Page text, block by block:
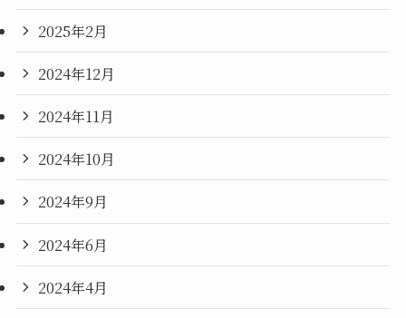
2025年2月
2024年12月
2024年11月
2024年10月
2024年9月
2024年6月
2024年4月